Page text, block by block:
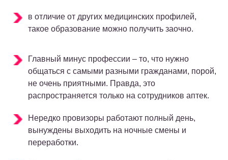
в отличие от других медицинских профилей,
такое образование можно получить заочно.
Главный минус профессии – то, что нужно
общаться с самыми разными гражданами, порой,
не очень приятными. Правда, это
распространяется только на сотрудников аптек.
Нередко провизоры работают полный день,
вынуждены выходить на ночные смены и
переработки.